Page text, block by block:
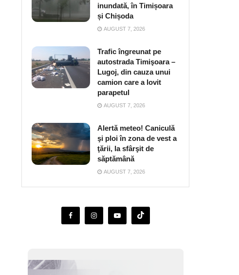
inundată, în Timișoara
și Chișoda
AUGUST 7, 2026
Trafic îngreunat pe
autostrada Timişoara –
Lugoj, din cauza unui
camion care a lovit
parapetul
AUGUST 7, 2026
Alertă meteo! Caniculă
şi ploi în zona de vest a
ţării, la sfârşit de
săptămână
AUGUST 7, 2026